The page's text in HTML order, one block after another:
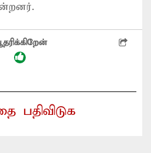
பதிவிடுக